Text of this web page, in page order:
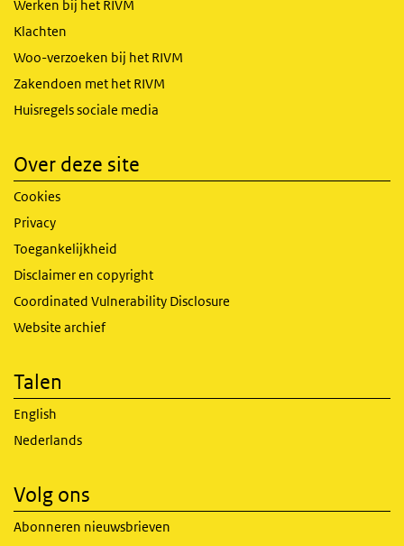
Werken bij het RIVM
Klachten
Woo-verzoeken bij het RIVM
Zakendoen met het RIVM
Huisregels sociale media
Over deze site
Cookies
Privacy
Toegankelijkheid
Disclaimer en copyright
Coordinated Vulnerability Disclosure
Website archief
Talen
English
Nederlands
Volg ons
Abonneren nieuwsbrieven